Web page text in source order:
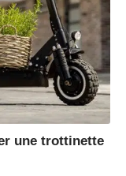
une trottinette